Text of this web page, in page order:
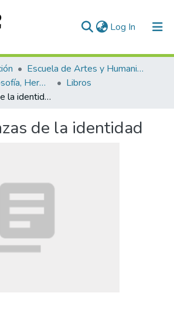
Log In (current)
Escuela de Artes y Humanidades
Estudios de Filosofía, Hermenéutica y Narrativas
Libros
Las mudanzas de la identidad
de la identidad